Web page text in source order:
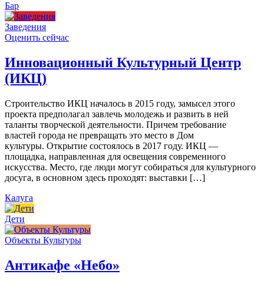
Бар
Заведения
Оценить сейчас
Инновационный Культурный Центр
(ИКЦ)
Строительство ИКЦ началось в 2015 году, замысел этого
проекта предполагал завлечь молодежь и развить в ней
таланты творческой деятельности. Причем требование
властей города не превращать это место в Дом
культуры. Открытие состоялось в 2017 году. ИКЦ —
площадка, направленная для освещения современного
искусства. Место, где люди могут собираться для культурного
досуга, в основном здесь проходят: выставки […]
Калуга
Дети
Объекты Культуры
Антикафе «Небо»